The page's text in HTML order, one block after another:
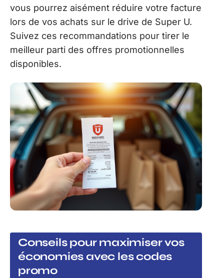
vous pourrez aisément réduire votre facture
lors de vos achats sur le drive de Super U.
Suivez ces recommandations pour tirer le
meilleur parti des offres promotionnelles
disponibles.
Conseils pour maximiser vos
économies avec les codes
promo